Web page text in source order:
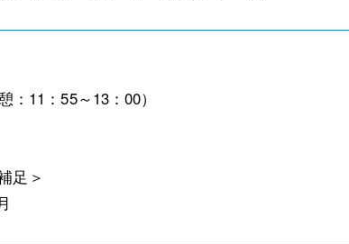
：11：55～13：00）
足＞